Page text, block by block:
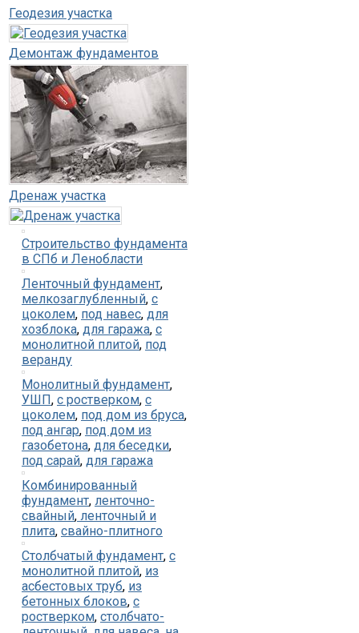
Геодезия участка
Демонтаж фундаментов
Дренаж участка
Строительство фундамента
в СПб и Ленобласти
Ленточный фундамент,
мелкозаглубленный, с
цоколем, под навес, для
хозблока, для гаража, с
монолитной плитой, под
веранду
Монолитный фундамент,
УШП, с ростверком, с
цоколем, под дом из бруса,
под ангар, под дом из
газобетона, для беседки,
под сарай, для гаража
Комбинированный
фундамент, ленточно-
свайный, ленточный и
плита, свайно-плитного
Столбчатый фундамент, с
монолитной плитой, из
асбестовых труб, из
бетонных блоков, с
ростверком, столбчато-